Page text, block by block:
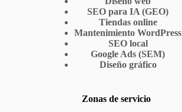
SEO para IA (GEO)
Tiendas online
Mantenimiento WordPress
SEO local
Google Ads (SEM)
Diseño gráfico
Zonas de servicio